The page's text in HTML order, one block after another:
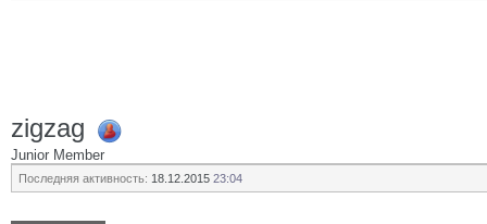
zigzag
Junior Member
Последняя активность: 18.12.2015 23:04